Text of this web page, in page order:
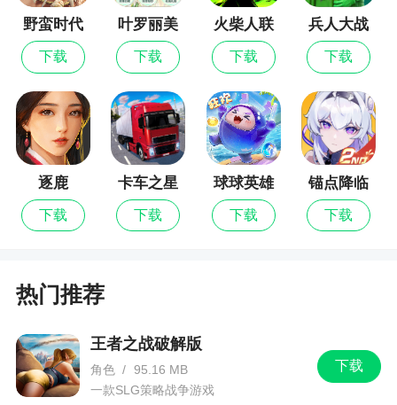
野蛮时代
下载
叶罗丽美
颜公主
下载
火柴人联
盟3
下载
兵人大战
下载
逐鹿
下载
卡车之星
下载
球球英雄
下载
锚点降临
下载
热门推荐
下载
王者之战破解版
角色 / 95.16 MB
一款SLG策略战争游戏